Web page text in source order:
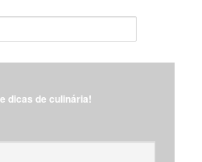
dicas de culinária!